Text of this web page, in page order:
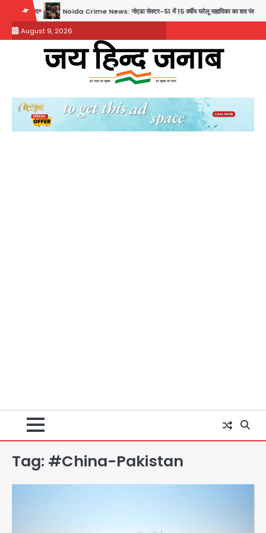
content
Noida Crime News: नोएडा सेक्टर-51 में 15 वर्षीय घरेलू सहायिका का शव पंखे से लटका मिला
August 9, 2026
Tag: #China-Pakistan